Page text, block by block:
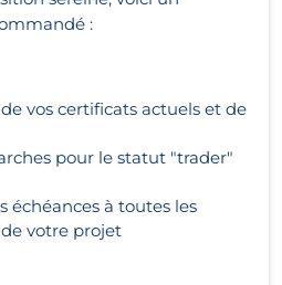
:
vos certificats actuels et de
pour le statut "trader"
échéances à toutes les
votre projet